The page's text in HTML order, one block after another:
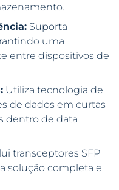
Suporta
uma
entre dispositivos de
Utiliza tecnologia de
de dados em curtas
dentro de data
transceptores SFP+
solução completa e